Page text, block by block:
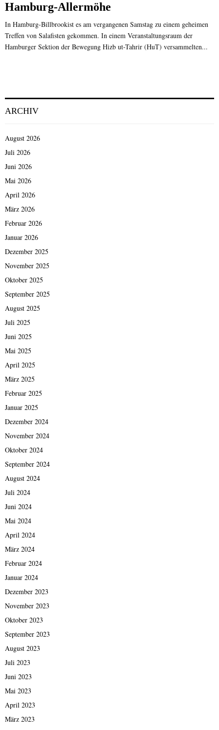
Hamburg-Allermöhe
In Hamburg-Billbrookist es am vergangenen Samstag zu einem geheimen
Treffen von Salafisten gekommen. In einem Veranstaltungsraum der
Hamburger Sektion der Bewegung Hizb ut-Tahrir (HuT) versammelten...
ARCHIV
August 2026
Juli 2026
Juni 2026
Mai 2026
April 2026
März 2026
Februar 2026
Januar 2026
Dezember 2025
November 2025
Oktober 2025
September 2025
August 2025
Juli 2025
Juni 2025
Mai 2025
April 2025
März 2025
Februar 2025
Januar 2025
Dezember 2024
November 2024
Oktober 2024
September 2024
August 2024
Juli 2024
Juni 2024
Mai 2024
April 2024
März 2024
Februar 2024
Januar 2024
Dezember 2023
November 2023
Oktober 2023
September 2023
August 2023
Juli 2023
Juni 2023
Mai 2023
April 2023
März 2023